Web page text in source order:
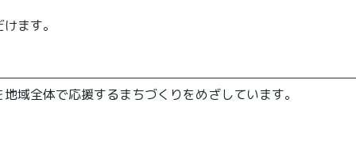
ます。
域全体で応援するまちづくりをめざしています。